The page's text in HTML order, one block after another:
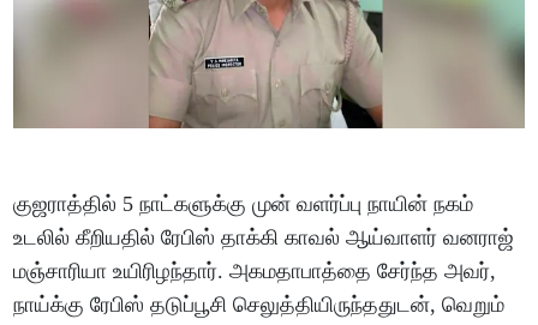
குஜராத்தில் 5 நாட்களுக்கு முன் வளர்ப்பு நாயின் நகம்
உடலில் கீறியதில் ரேபிஸ் தாக்கி காவல் ஆய்வாளர் வனராஜ்
மஞ்சாரியா உயிரிழந்தார். அகமதாபாத்தை சேர்ந்த அவர்,
நாய்க்கு ரேபிஸ் தடுப்பூசி செலுத்தியிருந்ததுடன், வெறும்